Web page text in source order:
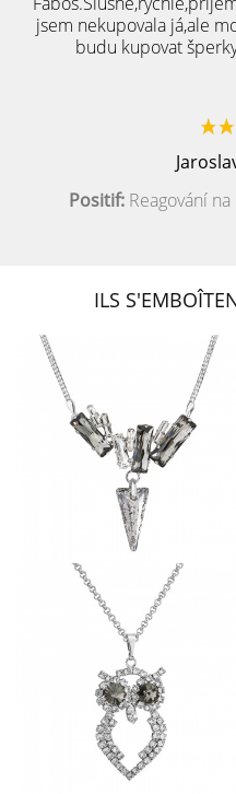
jsem nekupovala já,ale
budu kupovat
Positif:Reagování
ILS